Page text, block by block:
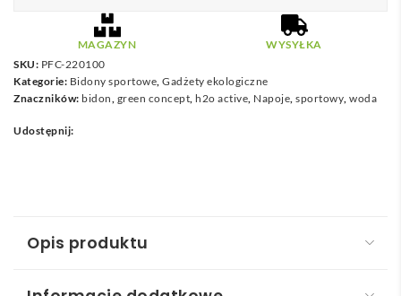
MAGAZYN
WYSYŁKA
SKU: PFC-220100
Kategorie: Bidony sportowe, Gadżety ekologiczne
Znaczników: bidon, green concept, h2o active, Napoje, sportowy, woda
Udostępnij:
Opis produktu